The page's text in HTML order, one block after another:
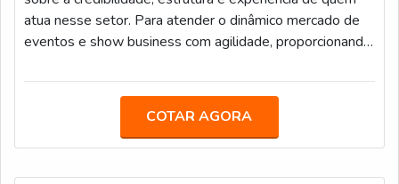
atua nesse setor. Para atender o dinâmico mercado de
eventos e show business com agilidade, proporcionando
e artistas, a Truckvan desenvolveu soluções sobre rodas
ESTÃO EQUIPADOS OS CAMARINS MÓVEISO
camarim 1 possui autonomia em energia e climatização e
COTAR AGORA